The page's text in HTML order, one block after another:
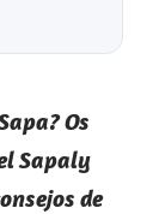
Os
Sapaly
de